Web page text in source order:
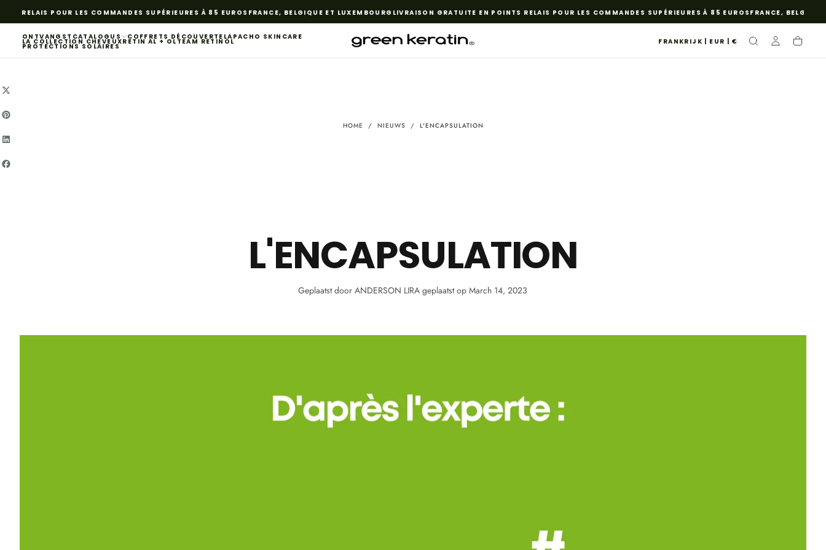
GA
INHOUD
POUR LES COMMANDES SUPÉRIEURES À 85 EUROS FRANCE, BELGIQUE ET LUXEMBOURG LIVRAISON GRATUITE EN POINTS RELAIS POUR LES COMMANDES SUPÉRIEURES À 85 EUROS FRANCE, BELGIQUE ET
ONTVANGST CATALOGUS COFFRETS DÉCOUVERTE LAPACHO SKINCARE
LA COLLECTION CHEVEUXRETIN AL + OLTEAM RETINOL
PROTECTIONS SOLAIRES
FRANKRIJK | EUR | €
HOME / NIEUWS / L'ENCAPSULATION
L'ENCAPSULATION
Geplaatst door ANDERSON LIRA geplaatst op March 14, 2023